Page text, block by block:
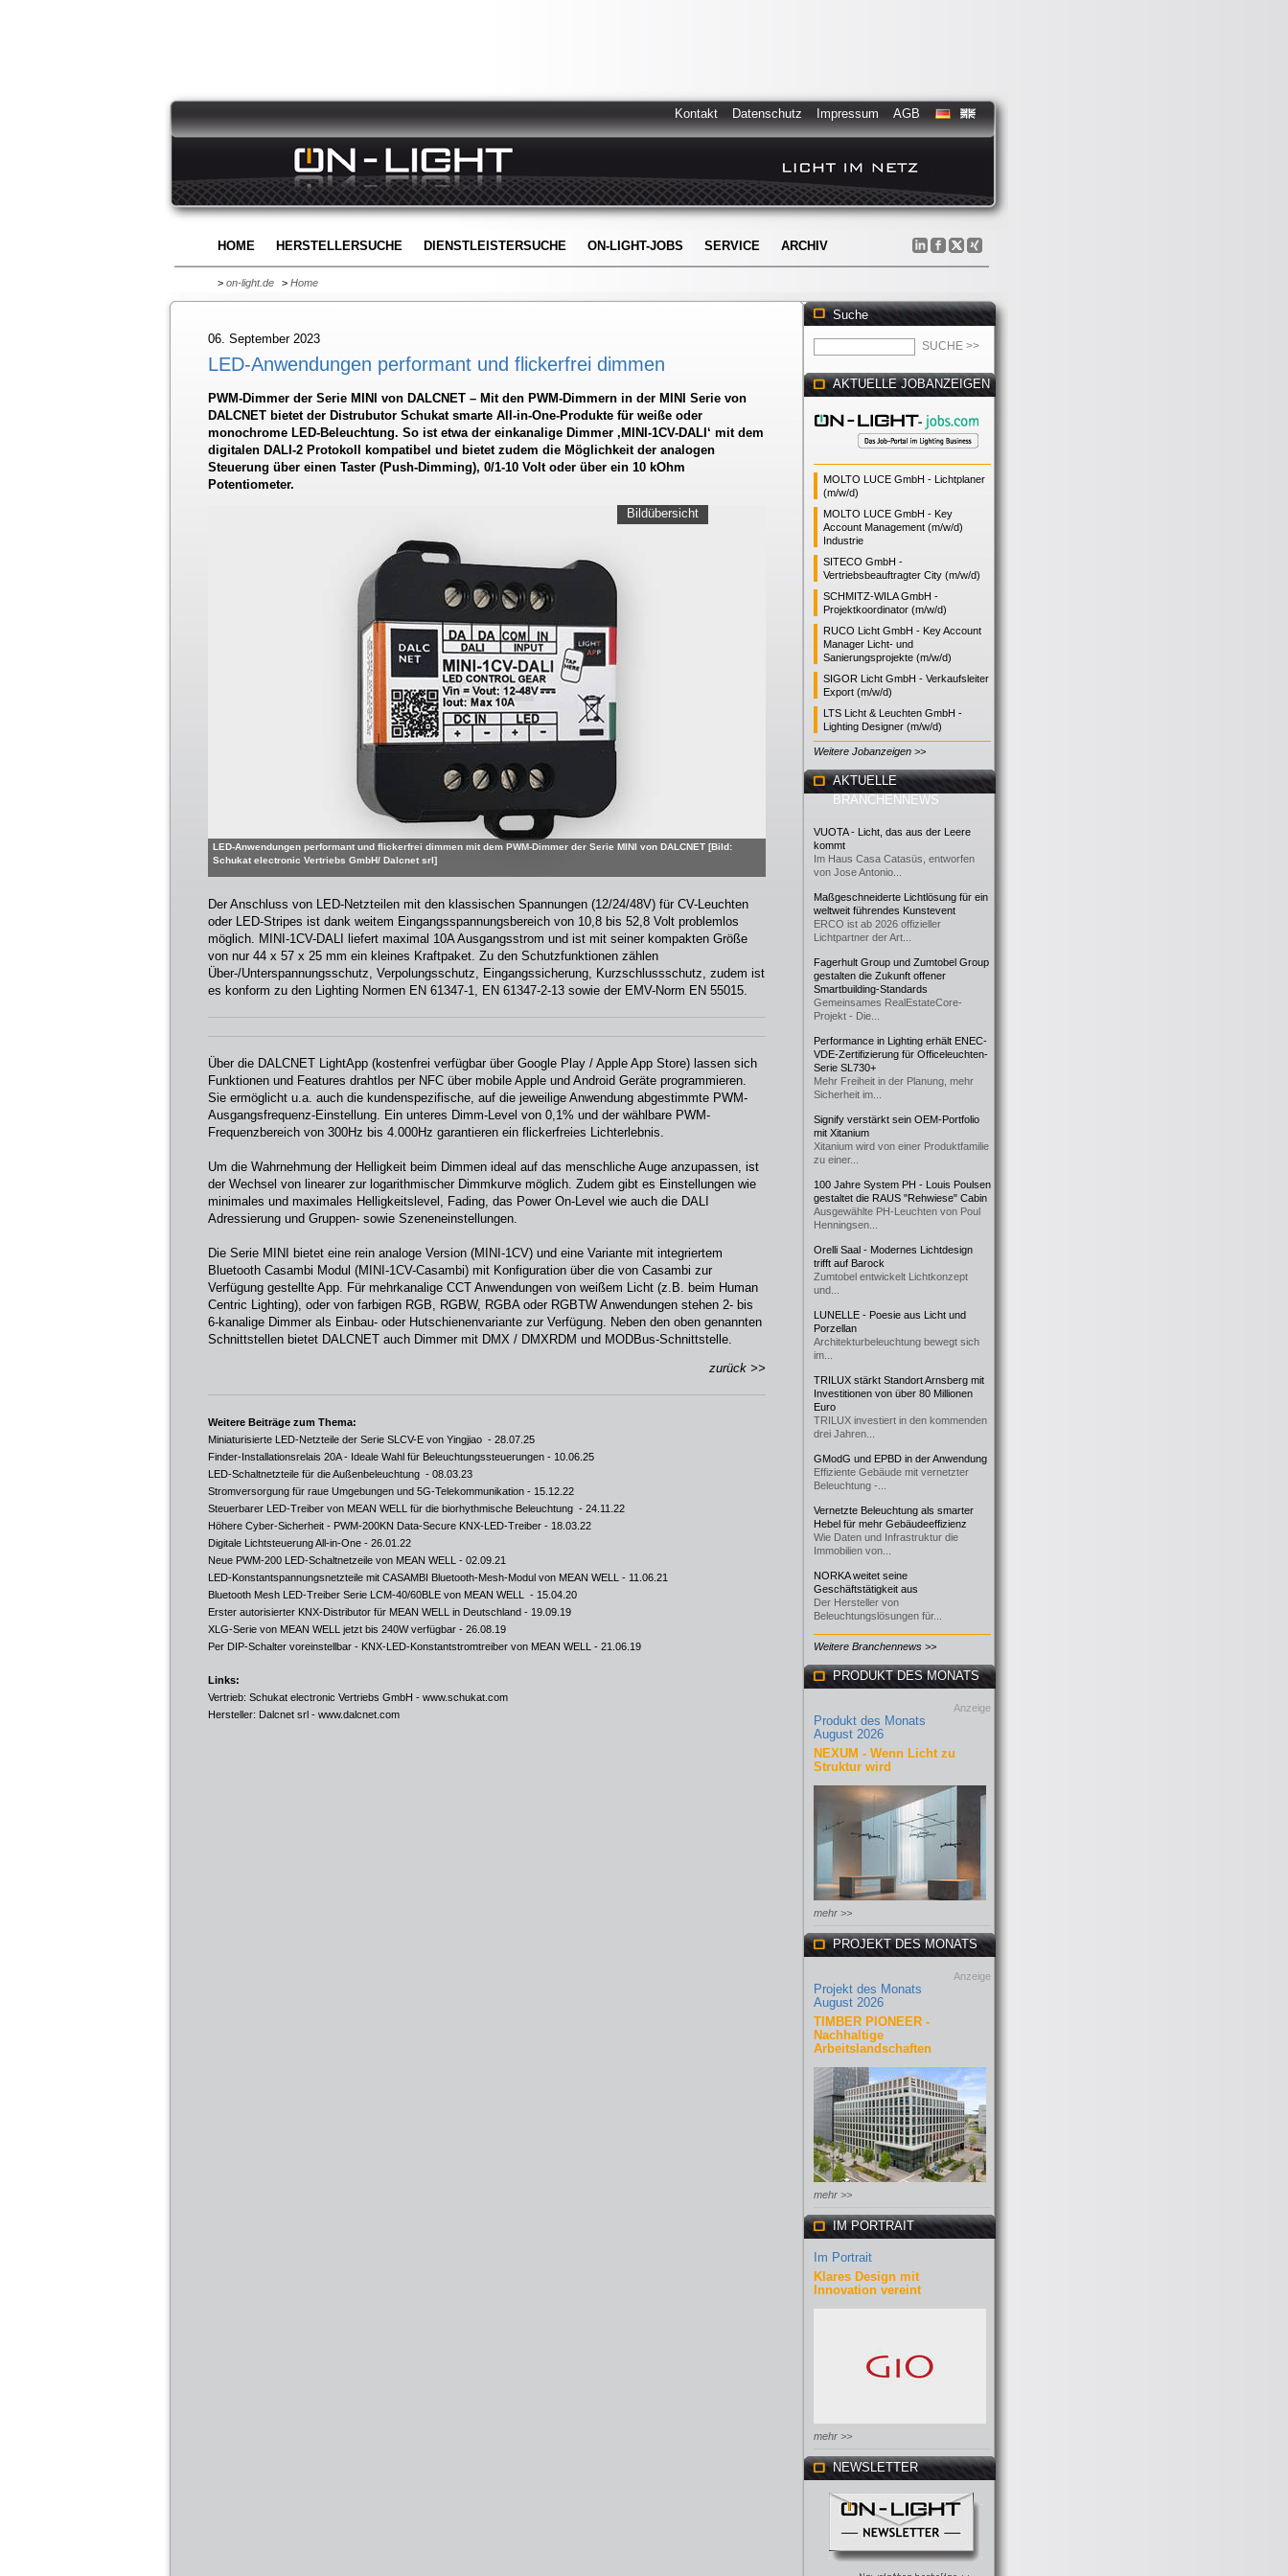
Kontakt Datenschutz Impressum AGB
HOME HERSTELLERSUCHE DIENSTLEISTERSUCHE ON-LIGHT-JOBS SERVICE ARCHIV
> on-light.de > Home
06. September 2023
LED-Anwendungen performant und flickerfrei dimmen
PWM-Dimmer der Serie MINI von DALCNET – Mit den PWM-Dimmern in der MINI Serie von
DALCNET bietet der Distrubutor Schukat smarte All-in-One-Produkte für weiße oder
monochrome LED-Beleuchtung. So ist etwa der einkanalige Dimmer ‚MINI-1CV-DALI‘ mit dem
digitalen DALI-2 Protokoll kompatibel und bietet zudem die Möglichkeit der analogen
Steuerung über einen Taster (Push-Dimming), 0/1-10 Volt oder über ein 10 kOhm
Potentiometer.
LED-Anwendungen performant und flickerfrei dimmen mit dem PWM-Dimmer der Serie MINI von DALCNET [Bild:
Schukat electronic Vertriebs GmbH/ Dalcnet srl]
Bildübersicht
Der Anschluss von LED-Netzteilen mit den klassischen Spannungen (12/24/48V) für CV-Leuchten
oder LED-Stripes ist dank weitem Eingangsspannungsbereich von 10,8 bis 52,8 Volt problemlos
möglich. MINI-1CV-DALI liefert maximal 10A Ausgangsstrom und ist mit seiner kompakten Größe
von nur 44 x 57 x 25 mm ein kleines Kraftpaket. Zu den Schutzfunktionen zählen
Über-/Unterspannungsschutz, Verpolungsschutz, Eingangssicherung, Kurzschlussschutz, zudem ist
es konform zu den Lighting Normen EN 61347-1, EN 61347-2-13 sowie der EMV-Norm EN 55015.
Über die DALCNET LightApp (kostenfrei verfügbar über Google Play / Apple App Store) lassen sich
Funktionen und Features drahtlos per NFC über mobile Apple und Android Geräte programmieren.
Sie ermöglicht u.a. auch die kundenspezifische, auf die jeweilige Anwendung abgestimmte PWM-
Ausgangsfrequenz-Einstellung. Ein unteres Dimm-Level von 0,1% und der wählbare PWM-
Frequenzbereich von 300Hz bis 4.000Hz garantieren ein flickerfreies Lichterlebnis.
Um die Wahrnehmung der Helligkeit beim Dimmen ideal auf das menschliche Auge anzupassen, ist
der Wechsel von linearer zur logarithmischer Dimmkurve möglich. Zudem gibt es Einstellungen wie
minimales und maximales Helligkeitslevel, Fading, das Power On-Level wie auch die DALI
Adressierung und Gruppen- sowie Szeneneinstellungen.
Die Serie MINI bietet eine rein analoge Version (MINI-1CV) und eine Variante mit integriertem
Bluetooth Casambi Modul (MINI-1CV-Casambi) mit Konfiguration über die von Casambi zur
Verfügung gestellte App. Für mehrkanalige CCT Anwendungen von weißem Licht (z.B. beim Human
Centric Lighting), oder von farbigen RGB, RGBW, RGBA oder RGBTW Anwendungen stehen 2- bis
6-kanalige Dimmer als Einbau- oder Hutschienenvariante zur Verfügung. Neben den oben genannten
Schnittstellen bietet DALCNET auch Dimmer mit DMX / DMXRDM und MODBus-Schnittstelle.
zurück >>
Weitere Beiträge zum Thema:
Miniaturisierte LED-Netzteile der Serie SLCV-E von Yingjiao - 28.07.25
Finder-Installationsrelais 20A - Ideale Wahl für Beleuchtungssteuerungen - 10.06.25
LED-Schaltnetzteile für die Außenbeleuchtung - 08.03.23
Stromversorgung für raue Umgebungen und 5G-Telekommunikation - 15.12.22
Steuerbarer LED-Treiber von MEAN WELL für die biorhythmische Beleuchtung - 24.11.22
Höhere Cyber-Sicherheit - PWM-200KN Data-Secure KNX-LED-Treiber - 18.03.22
Digitale Lichtsteuerung All-in-One - 26.01.22
Neue PWM-200 LED-Schaltnetzeile von MEAN WELL - 02.09.21
LED-Konstantspannungsnetzteile mit CASAMBI Bluetooth-Mesh-Modul von MEAN WELL - 11.06.21
Bluetooth Mesh LED-Treiber Serie LCM-40/60BLE von MEAN WELL
- 15.04.20
Erster autorisierter KNX-Distributor für MEAN WELL in Deutschland - 19.09.19
XLG-Serie von MEAN WELL jetzt bis 240W verfügbar - 26.08.19
Per DIP-Schalter voreinstellbar - KNX-LED-Konstantstromtreiber von MEAN WELL - 21.06.19
Links:
Vertrieb: Schukat electronic Vertriebs GmbH - www.schukat.com
Hersteller: Dalcnet srl - www.dalcnet.com
Suche
AKTUELLE JOBANZEIGEN
MOLTO LUCE GmbH - Lichtplaner
(m/w/d)
MOLTO LUCE GmbH - Key
Account Management (m/w/d)
Industrie
SITECO GmbH -
Vertriebsbeauftragter City (m/w/d)
SCHMITZ-WILA GmbH -
Projektkoordinator (m/w/d)
RUCO Licht GmbH - Key Account
Manager Licht- und
Sanierungsprojekte (m/w/d)
SIGOR Licht GmbH - Verkaufsleiter
Export (m/w/d)
LTS Licht & Leuchten GmbH -
Lighting Designer (m/w/d)
Weitere Jobanzeigen >>
AKTUELLE
BRANCHENNEWS
VUOTA - Licht, das aus der Leere
kommt
Im Haus Casa Catasüs, entworfen
von Jose Antonio...
Maßgeschneiderte Lichtlösung für ein
weltweit führendes Kunstevent
ERCO ist ab 2026 offizieller
Lichtpartner der Art...
Fagerhult Group und Zumtobel Group
gestalten die Zukunft offener
Smartbuilding-Standards
Gemeinsames RealEstateCore-
Projekt - Die...
Performance in Lighting erhält ENEC-
VDE-Zertifizierung für Officeleuchten-
Serie SL730+
Mehr Freiheit in der Planung, mehr
Sicherheit im...
Signify verstärkt sein OEM-Portfolio
mit Xitanium
Xitanium wird von einer Produktfamilie
zu einer...
100 Jahre System PH - Louis Poulsen
gestaltet die RAUS "Rehwiese" Cabin
Ausgewählte PH-Leuchten von Poul
Henningsen...
Orelli Saal - Modernes Lichtdesign
trifft auf Barock
Zumtobel entwickelt Lichtkonzept
und...
LUNELLE - Poesie aus Licht und
Porzellan
Architekturbeleuchtung bewegt sich
im...
TRILUX stärkt Standort Arnsberg mit
Investitionen von über 80 Millionen
Euro
TRILUX investiert in den kommenden
drei Jahren...
GModG und EPBD in der Anwendung
Effiziente Gebäude mit vernetzter
Beleuchtung -...
Vernetzte Beleuchtung als smarter
Hebel für mehr Gebäudeeffizienz
Wie Daten und Infrastruktur die
Immobilien von...
NORKA weitet seine
Geschäftstätigkeit aus
Der Hersteller von
Beleuchtungslösungen für...
Weitere Branchennews >>
PRODUKT DES MONATS
Anzeige
Produkt des Monats
August 2026
NEXUM - Wenn Licht zu
Struktur wird
mehr >>
PROJEKT DES MONATS
Anzeige
Projekt des Monats
August 2026
TIMBER PIONEER -
Nachhaltige
Arbeitslandschaften
mehr >>
IM PORTRAIT
Im Portrait
Klares Design mit
Innovation vereint
mehr >>
NEWSLETTER